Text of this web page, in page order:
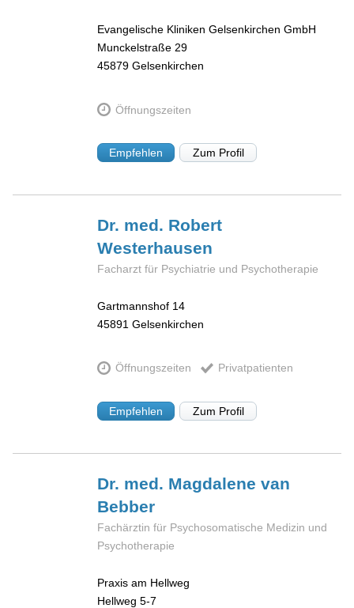
Evangelische Kliniken Gelsenkirchen GmbH
Munckelstraße 29
45879 Gelsenkirchen
Öffnungszeiten
Empfehlen Zum Profil
Dr. med. Robert
Westerhausen
Facharzt für Psychiatrie und Psychotherapie
Gartmannshof 14
45891 Gelsenkirchen
Öffnungszeiten Privatpatienten
Empfehlen Zum Profil
Dr. med. Magdalenevan
Bebber
Fachärztin für Psychosomatische Medizin und
Psychotherapie
Praxis am Hellweg
Hellweg 5-7